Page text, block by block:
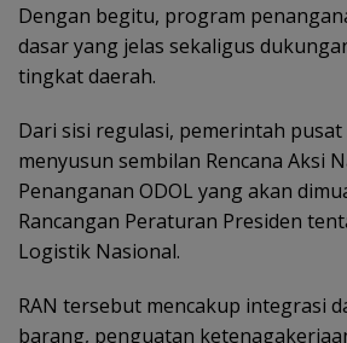
Dengan begitu, program
dasar yang jelas sekaligus
tingkat daerah.
Dari sisi regulasi, pemerintah
menyusun sembilan Rencana Aksi
Penanganan ODOL yang akan
Rancangan Peraturan Presiden
Logistik Nasional.
RAN tersebut mencakup integrasi
barang, penguatan